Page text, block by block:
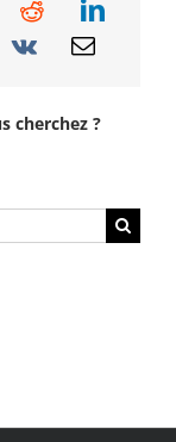
cherchez ?